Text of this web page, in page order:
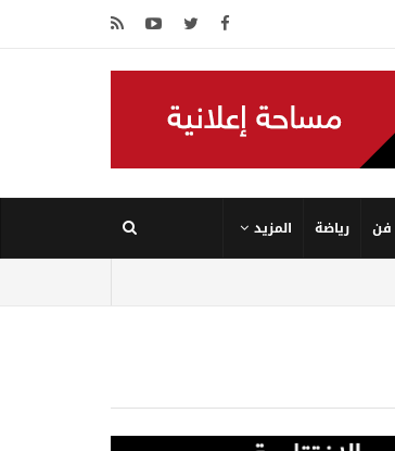
فن رياضة المزيد